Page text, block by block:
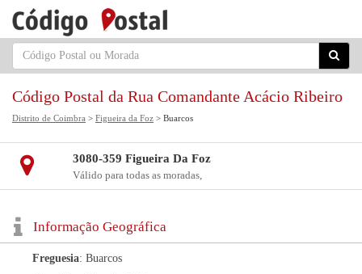
Código Postal da Rua Comandante Acácio Ribeiro
Distrito de Coimbra > Figueira da Foz > Buarcos
3080-359 Figueira Da Foz
Válido para todas as moradas,
Informação Geográfica
Freguesia: Buarcos